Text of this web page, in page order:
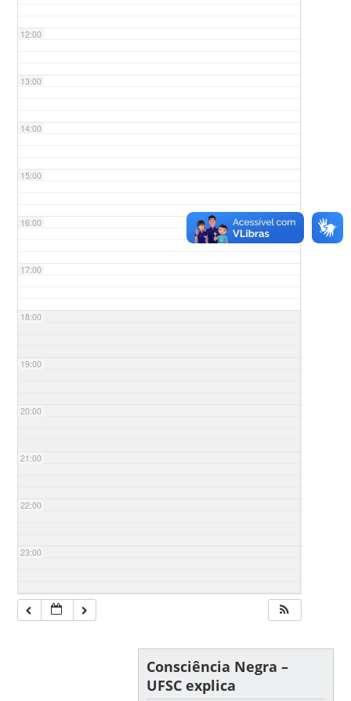
12:00
13:00
14:00
15:00
16:00
17:00
18:00
19:00
20:00
21:00
22:00
23:00
Consciência Negra –
UFSC explica